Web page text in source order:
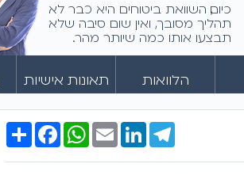
כיום, השוואת ביטוחים היא כבר לא
תהליך מסובך, ואין שום סיבה שלא
תבצעו אותו כמה שיותר מהר.
הלוואות תאונות אישיות
Share
Facebook
WhatsAppEmail
LinkedIn
Telegram